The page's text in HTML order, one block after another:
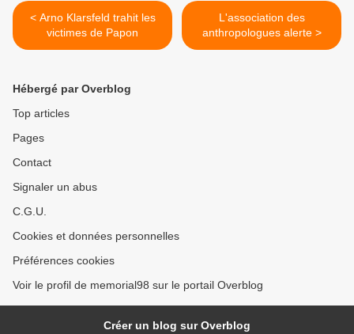
< Arno Klarsfeld trahit les
victimes de Papon
L'association des
anthropologues alerte >
Hébergé par Overblog
Top articles
Pages
Contact
Signaler un abus
C.G.U.
Cookies et données personnelles
Préférences cookies
Voir le profil de memorial98 sur le portail Overblog
Créer un blog sur Overblog